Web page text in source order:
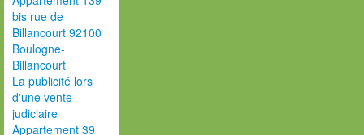
bis rue de
Billancourt 92100
Boulogne-
Billancourt
La publicité lors
d'une vente
judiciaire
Appartement 39